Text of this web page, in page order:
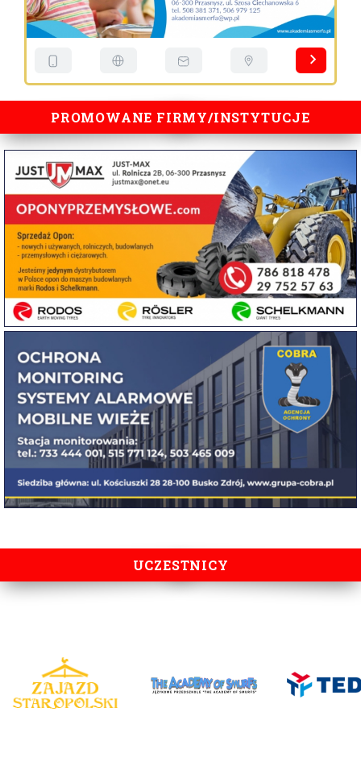
PROMOWANE FIRMY/INSTYTUCJE
UCZESTNICY